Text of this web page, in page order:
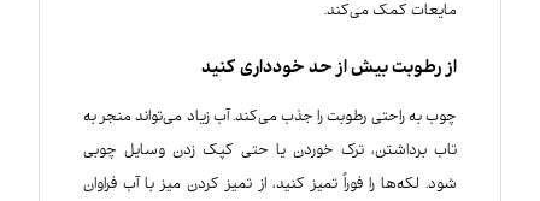
مایعات کمک می‌کند.
از رطوبت بیش از حد خودداری کنید
چوب به راحتی رطوبت را جذب می‌کند. آب زیاد می‌تواند منجر به
تاب برداشتن، ترک خوردن یا حتی کپک زدن وسایل چوبی
شود. لکه‌ها را فوراً تمیز کنید، از تمیز کردن میز با آب فراوان